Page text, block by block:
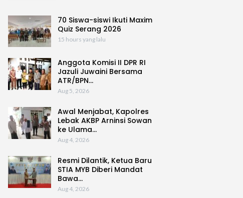
70 Siswa-siswi Ikuti Maxim
Quiz Serang 2026
15 hours yang lalu
Anggota Komisi II DPR RI
Jazuli Juwaini Bersama
ATR/BPN…
Aug 5, 2026
Awal Menjabat, Kapolres
Lebak AKBP Arninsi Sowan
ke Ulama…
Aug 4, 2026
Resmi Dilantik, Ketua Baru
STIA MYB Diberi Mandat
Bawa…
Aug 4, 2026